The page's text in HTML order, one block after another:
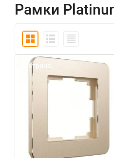
Рамки
Матрица